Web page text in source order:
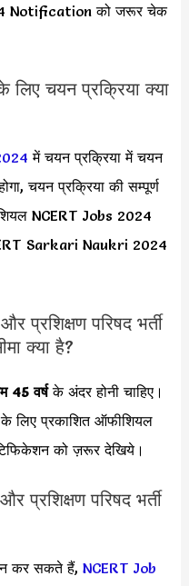
Notification को जरूर चेक
लिए चयन प्रक्रिया क्या
में चयन प्रक्रिया में चयन
चयन प्रक्रिया की सम्पूर्ण
NCERT Jobs 2024
Sarkari Naukri 2024
प्रशिक्षण परिषद भर्ती
क्या है?
45 वर्षके अंदर होनी चाहिए।
लिए प्रकाशित ऑफीशियल
को ज़रूर देखिये।
प्रशिक्षण परिषद भर्ती
कर सकते हैं, NCERT Job